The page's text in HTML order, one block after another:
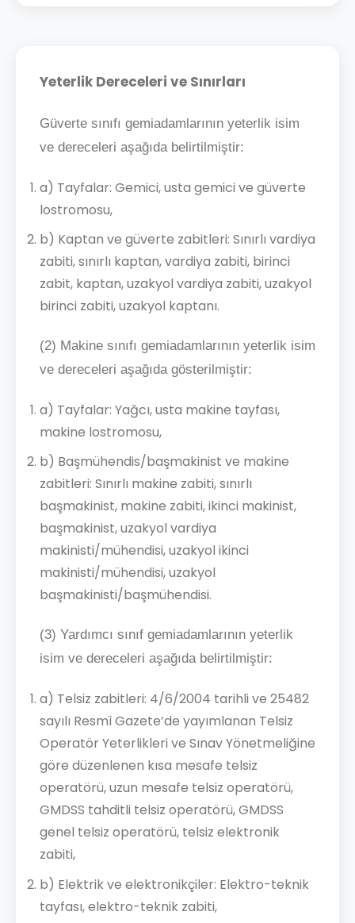
Yeterlik Dereceleri ve Sınırları
Güverte sınıfı gemiadamlarının yeterlik isim
ve dereceleri aşağıda belirtilmiştir:
a) Tayfalar: Gemici, usta gemici ve güverte
lostromosu,
b) Kaptan ve güverte zabitleri: Sınırlı vardiya
zabiti, sınırlı kaptan, vardiya zabiti, birinci
zabit, kaptan, uzakyol vardiya zabiti, uzakyol
birinci zabiti, uzakyol kaptanı.
(2) Makine sınıfı gemiadamlarının yeterlik isim
ve dereceleri aşağıda gösterilmiştir:
a) Tayfalar: Yağcı, usta makine tayfası,
makine lostromosu,
b) Başmühendis/başmakinist ve makine
zabitleri: Sınırlı makine zabiti, sınırlı
başmakinist, makine zabiti, ikinci makinist,
başmakinist, uzakyol vardiya
makinisti/mühendisi, uzakyol ikinci
makinisti/mühendisi, uzakyol
başmakinisti/başmühendisi.
(3) Yardımcı sınıf gemiadamlarının yeterlik
isim ve dereceleri aşağıda belirtilmiştir:
a) Telsiz zabitleri: 4/6/2004 tarihli ve 25482
sayılı Resmî Gazete’de yayımlanan Telsiz
Operatör Yeterlikleri ve Sınav Yönetmeliğine
göre düzenlenen kısa mesafe telsiz
operatörü, uzun mesafe telsiz operatörü,
GMDSS tahditli telsiz operatörü, GMDSS
genel telsiz operatörü, telsiz elektronik
zabiti,
b) Elektrik ve elektronikçiler: Elektro-teknik
tayfası, elektro-teknik zabiti,